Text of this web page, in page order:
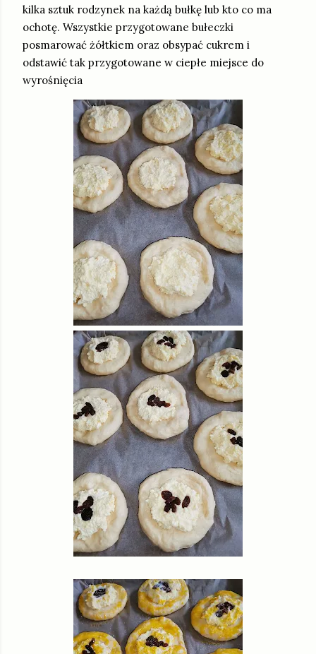
kilka sztuk rodzynek na każdą bułkę lub kto co ma
ochotę. Wszystkie przygotowane bułeczki
posmarować żółtkiem oraz obsypać cukrem i
odstawić tak przygotowane w ciepłe miejsce do
wyrośnięcia